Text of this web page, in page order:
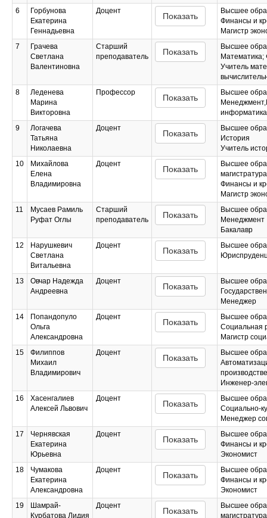
6
Горбунова
Екатерина
Геннадьевна
Доцент
Показать
Высшее
Финансы и
Магистр
7
Грачева
Светлана
Валентиновна
Старший
преподаватель
Показать
Высшее
Математика;
Учитель
8
Леденева
Марина
Викторовна
Профессор
Показать
Высшее
9
Логачева
Татьяна
Николаевна
Доцент
Показать
Высшее
История
Учитель
10
Михайлова
Елена
Владимировна
Доцент
Показать
Высшее
магистратура
Финансы и
Магистр
11
Мусаев Рамиль
Руфат Оглы
Старший
преподаватель
Показать
Высшее
Менеджмент
Бакалавр
12
Нарушкевич
Светлана
Витальевна
Доцент
Показать
Высшее
13
Овчар Надежда
Андреевна
Доцент
Показать
Высшее
Менеджер
14
Попандопуло
Ольга
Александровна
Доцент
Показать
Высшее
Социальная
Магистр
15
Филиппов
Михаил
Владимирович
Доцент
Показать
Высшее
Инженер-
16
Хасенгалиев
Алексей Львович
Доцент
Показать
Высшее
Социально-
Менеджер
17
Чернявская
Екатерина
Юрьевна
Доцент
Показать
Высшее
Финансы и
Экономист
18
Чумакова
Екатерина
Александровна
Доцент
Показать
Высшее
Финансы и
Экономист
19
Шамрай-
Курбатова Лидия
Доцент
Показать
Высшее
магистратура